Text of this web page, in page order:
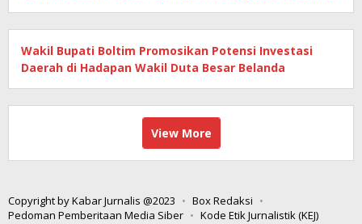
Wakil Bupati Boltim Promosikan Potensi Investasi
Daerah di Hadapan Wakil Duta Besar Belanda
View More
Copyright by Kabar Jurnalis @2023
Box Redaksi
Pedoman Pemberitaan Media Siber
Kode Etik Jurnalistik (KEJ)